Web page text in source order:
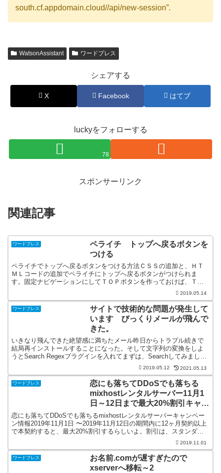
south.cf.appdomain.cloud//api/new-session”.
WatsonAssistant ワードプレス
シェアする
X Facebook はてブ
luckyをフォローする
78
スポンサーリンク
関連記事
ワードプレス
ペライチ トップへ戻るボタンを
つける
ペライチでトップへ戻るボタンをつける方法ＣＳＳの追加と、ＨＴ
ＭＬコードの追加でペライチにトップへ戻るボタンがつけられま
す。固定ナビゲーションにしてＴＯＰボタンを作っておけば、ＴＯ
Ｐへ戻る機能は付けられますが、ＣＳＳとＨＴＭＬコードの追加で
2019.05.14
ワードプレス
サイトで技術的な問題が発生して
います びっくりメールが飛んで
きた。
いきなり飛んできた絶望感に満ちたメール昨日からトラブル続きで
結局再インストールすることになった。そして文字列の変換をしよ
うとSearch Regexプラグインを入れてまずは、Searchしてみまし
た。しばらくするとそのメールが飛んできた。件...
2019.05.12 2021.05.13
ワードプレス
恋にも落ちてDDoSでも落ちる
mixhostレンタルサーバー11月1
日～12日まで最大20%割引キャン
ペーンやってるぞ
恋にも落ちてDDoSでも落ちるmixhostレンタルサーバーキャンペー
ン情報2019年11月1日 〜2019年11月12日の期間内に12ヶ月契約以上
で本契約すると、最大20%割引するらしいよ。割引は、スタンダー
2019.11.01
ワードプレス
お名前.comが遅すぎたので
xserverへ移転～2